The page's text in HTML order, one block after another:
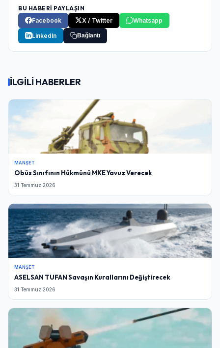
BU HABERİ PAYLAŞIN
Facebook
X / Twitter Whatsapp
LinkedIn Bağlantı
İLGİLİ HABERLER
MANŞET
Obüs Sınıfının Hükmünü MKE Yavuz Verecek
31 Temmuz 2026
MANŞET
ASELSAN TUFAN Savaşın Kurallarını Değiştirecek
31 Temmuz 2026